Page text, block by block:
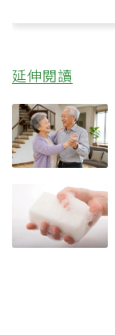
延伸閱讀